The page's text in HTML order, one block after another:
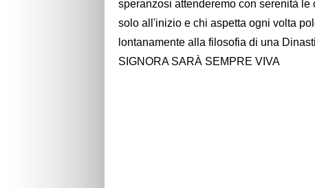
speranzosi attenderemo con serenità
solo all'inizio e chi aspetta ogni volta
lontanamente alla filosofia di una
SIGNORA SARÀ SEMPRE VIVA